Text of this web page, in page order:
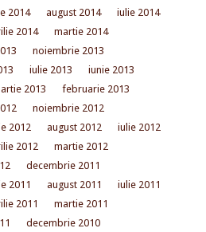
2014 august 2014
iulie 2014
2014
martie 2014
noiembrie 2013
iulie 2013
iunie 2013
2013
februarie 2013
noiembrie 2012
2012 august 2012
iulie 2012
2012
martie 2012
decembrie 2011
2011 august 2011
iulie 2011
2011
martie 2011
decembrie 2010